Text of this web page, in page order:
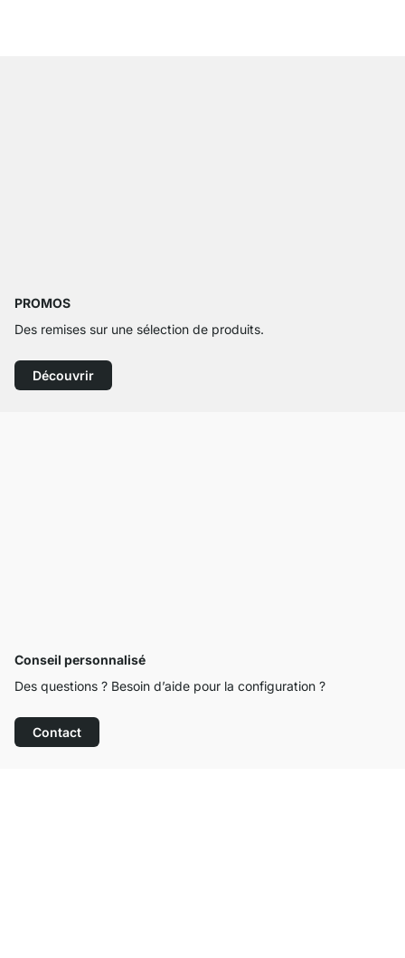
PROMOS
Des remises sur une sélection de produits.
Découvrir
Conseil personnalisé
Des questions ? Besoin d’aide pour la configuration ?
Contact